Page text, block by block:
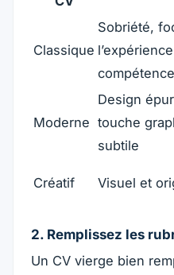
Classique
Sobriété,
Moderne
Design
touche
subtile
Créatif Visuel et
2. Remplissez les
Un CV vierge bien